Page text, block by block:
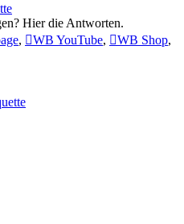
Hier die Antworten.
, WB YouTube, WB Shop,